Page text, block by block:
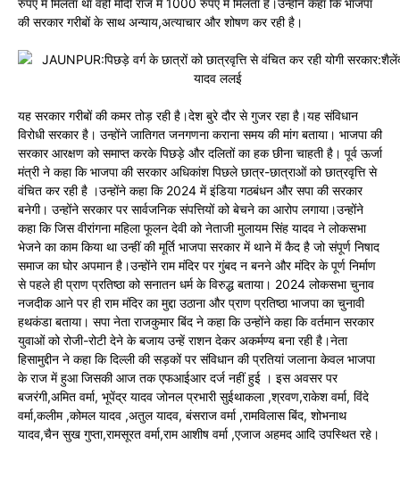
रुपए में मिलता था वही मोदी राज में 1000 रुपए में मिलता है।उन्होंने कहा कि भाजपा
की सरकार गरीबों के साथ अन्याय,अत्याचार और शोषण कर रही है।
यह सरकार गरीबों की कमर तोड़ रही है।देश बुरे दौर से गुजर रहा है।यह संविधान
विरोधी सरकार है। उन्होंने जातिगत जनगणना कराना समय की मांग बताया। भाजपा की
सरकार आरक्षण को समाप्त करके पिछड़े और दलितों का हक छीना चाहती है। पूर्व ऊर्जा
मंत्री ने कहा कि भाजपा की सरकार अधिकांश पिछले छात्र-छात्राओं को छात्रवृत्ति से
वंचित कर रही है ।उन्होंने कहा कि 2024 में इंडिया गठबंधन और सपा की सरकार
बनेगी। उन्होंने सरकार पर सार्वजनिक संपत्तियों को बेचने का आरोप लगाया।उन्होंने
कहा कि जिस वीरांगना महिला फूलन देवी को नेताजी मुलायम सिंह यादव ने लोकसभा
भेजने का काम किया था उन्हीं की मूर्ति भाजपा सरकार में थाने में कैद है जो संपूर्ण निषाद
समाज का घोर अपमान है।उन्होंने राम मंदिर पर गुंबद न बनने और मंदिर के पूर्ण निर्माण
से पहले ही प्राण प्रतिष्ठा को सनातन धर्म के विरुद्ध बताया। 2024 लोकसभा चुनाव
नजदीक आने पर ही राम मंदिर का मुद्दा उठाना और प्राण प्रतिष्ठा भाजपा का चुनावी
हथकंडा बताया। सपा नेता राजकुमार बिंद ने कहा कि उन्होंने कहा कि वर्तमान सरकार
युवाओं को रोजी-रोटी देने के बजाय उन्हें राशन देकर अकर्मण्य बना रही है।नेता
हिसामुद्दीन ने कहा कि दिल्ली की सड़कों पर संविधान की प्रतियां जलाना केवल भाजपा
के राज में हुआ जिसकी आज तक एफआईआर दर्ज नहीं हुई । इस अवसर पर
बजरंगी,अमित वर्मा, भूपेंद्र यादव जोनल प्रभारी सुईथाकला ,श्रवण,राकेश वर्मा, विंदे
वर्मा,कलीम ,कोमल यादव ,अतुल यादव, बंसराज वर्मा ,रामविलास बिंद, शोभनाथ
यादव,चैन सुख गुप्ता,रामसूरत वर्मा,राम आशीष वर्मा ,एजाज अहमद आदि उपस्थित रहे।